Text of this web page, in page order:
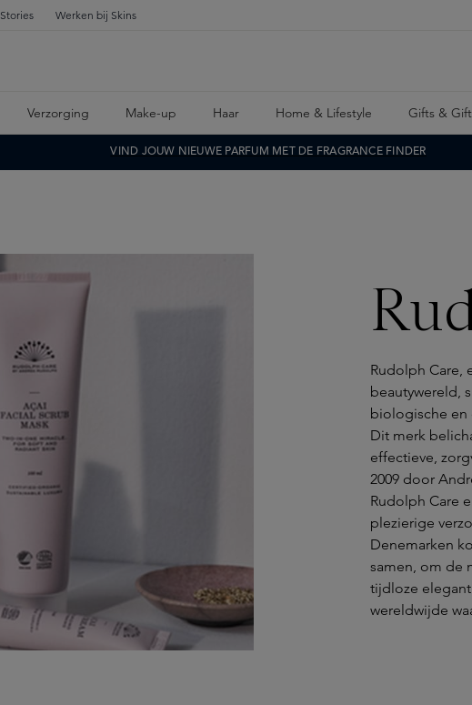
Stories Werken bij Skins
Verzorging Make-up Haar Home & Lifestyle Gifts &
VIND JOUW NIEUWE PARFUM MET DE FRAGRANCE FINDER
Rudolph Care,
beautywereld,
biologische en
Dit merk
effectieve,
2009 door
Rudolph Care
plezierige
Denemarken
samen, om de
tijdloze
wereldwijde